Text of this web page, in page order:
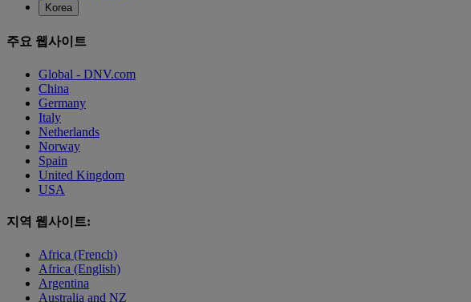
Korea
주요 웹사이트
Global - DNV.com
China
Germany
Italy
Netherlands
Norway
Spain
United Kingdom
USA
지역 웹사이트:
Africa (French)
Africa (English)
Argentina
Australia and NZ